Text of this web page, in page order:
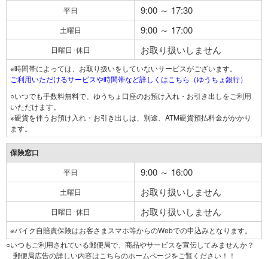
平日 9:00 ～ 17:30
土曜日 9:00 ～ 17:00
日曜日･休日 お取り扱いしません
※時間帯によっては、お取り扱いをしていないサービスがございます。
ご利用いただけるサービスや時間帯など詳しくはこちら（ゆうちょ銀行）
○いつでも手数料無料で、ゆうちょ口座のお預け入れ・お引き出しをご利用
いただけます。
※硬貨を伴うお預け入れ・お引き出しは、別途、ATM硬貨預払料金がかかり
ます。
保険窓口
平日 9:00 ～ 16:00
土曜日 お取り扱いしません
日曜日･休日 お取り扱いしません
※バイク自賠責保険はお客さまスマホ等からのWebでの申込みとなります。
○いつもご利用されている郵便局で、商品やサービスを宣伝してみませんか？
郵便局広告の詳しい内容はこちらのホームページをご覧ください！！